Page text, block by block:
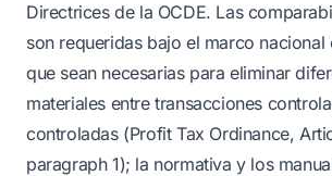
Directrices de la OCDE. Las
son requeridas bajo el marco nacional
que sean necesarias para eliminar
materiales entre transacciones
controladas (Profit Tax Ordinance,
paragraph 1); la normativa y los